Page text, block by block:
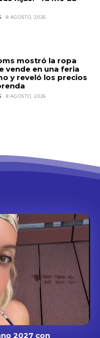
8 AGOSTO, 2026
mostró la ropa
vende en una feria
y reveló los precios
8 AGOSTO, 2026
2027 con